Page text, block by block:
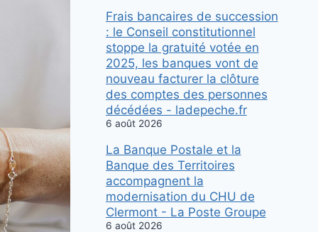
Frais bancaires de succession
: le Conseil constitutionnel
stoppe la gratuité votée en
2025, les banques vont de
nouveau facturer la clôture
des comptes des personnes
décédées - ladepeche.fr
6 août 2026
La Banque Postale et la
Banque des Territoires
accompagnent la
modernisation du CHU de
Clermont - La Poste Groupe
6 août 2026